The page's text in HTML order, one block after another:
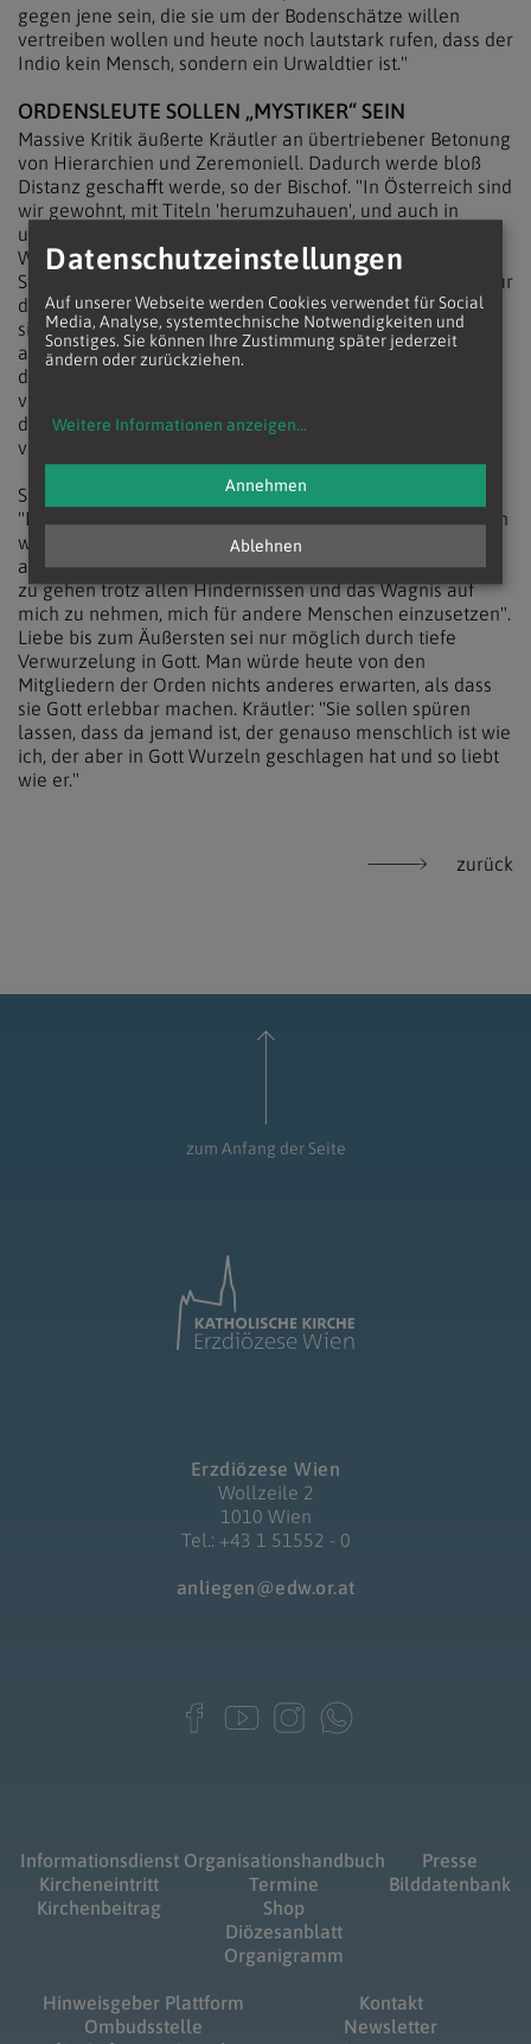
gegen jene sein, die sie um der Bodenschätze willen
vertreiben wollen und heute noch lautstark rufen, dass der
Indio kein Mensch, sondern ein Urwaldtier ist."
ORDENSLEUTE SOLLEN „MYSTIKER“ SEIN
Massive Kritik äußerte Kräutler an übertriebener Betonung
von Hierarchien und Zeremoniell. Dadurch werde bloß
Distanz geschafft werde, so der Bischof. "In Österreich sind
wir gewohnt, mit Titeln 'herumzuhauen', und auch in
unserer Kirche sind wir so weit gekommen", bemerkte er.
Wer ein Amt ausübe, solle "nicht abgehoben sein wie die
Stratosphäre von der Erdoberfläche". Vielmehr wäre es für
das Wiederfinden eines "menschlichen Verhältnisses"
sinnvoll, "wenn wir sagen: Wir sind Geschwister. Wir sind
alle getaufte Christen." Kirche sei eine Familie und solle
dies auch zum Ausdruck bringen. Papst Franziskus
vermittle genau dies durch viele Gesten, darunter etwa,
dass er nicht im Apostolischen Palast, sondern im
vatikanischen Gästehaus wohne.
Speziell den Ordensleuten legte Bischof Kräutler nahe,
"Mystiker" zu sein. "Ohne kontemplative Dimension haben
wir keine Chance", sagte er. Mystik sei der ständige Blick
auf "die tiefste Motivation, die mich dabei führt, den Weg
zu gehen trotz allen Hindernissen und das Wagnis auf
mich zu nehmen, mich für andere Menschen einzusetzen".
Liebe bis zum Äußersten sei nur möglich durch tiefe
Verwurzelung in Gott. Man würde heute von den
Mitgliedern der Orden nichts anderes erwarten, als dass
sie Gott erlebbar machen. Kräutler: "Sie sollen spüren
lassen, dass da jemand ist, der genauso menschlich ist wie
ich, der aber in Gott Wurzeln geschlagen hat und so liebt
wie er."
zurück
zum Anfang der Seite
Erzdiözese Wien
Wollzeile 2
1010 Wien
Tel.: +43 1 51552 - 0
anliegen@edw.or.at
Informationsdienst
Kircheneintritt
Kirchenbeitrag
Organisationshandbuch
Termine
Shop
Diözesanblatt
Organigramm
Presse
Bilddatenbank
Hinweisgeber Plattform
Ombudsstelle
Kontakt
Newsletter
Datenschutzeinstellungen
Auf unserer Webseite werden Cookies verwendet für Social
Media, Analyse, systemtechnische Notwendigkeiten und
Sonstiges. Sie können Ihre Zustimmung später jederzeit
ändern oder zurückziehen.
Weitere Informationen anzeigen...
Ablehnen
Annehmen